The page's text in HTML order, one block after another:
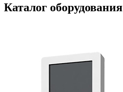
Каталог оборудования